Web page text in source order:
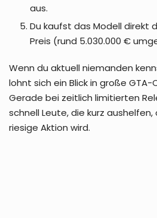
aus.
Du kaufst das Modell direkt
Preis (rund 5.030.000 €
Wenn du aktuell niemanden
lohnt sich ein Blick in große
Gerade bei zeitlich limitierten
schnell Leute, die kurz
riesige Aktion wird.